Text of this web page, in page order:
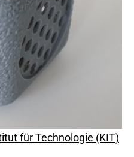
für Technologie (KIT)